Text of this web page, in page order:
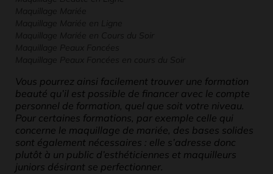
Vous pourrez ainsi facilement trouver une formation
beauté qu’il est possible de financer avec le compte
personnel de formation, quel que soit votre niveau.
Pour certaines formations, par exemple celle qui
concerne le maquillage de mariée, des bases solides
sont également nécessaires : elle s’adresse donc
plutôt à un public d’esthéticiennes et maquilleurs
juniors désirant se perfectionner.